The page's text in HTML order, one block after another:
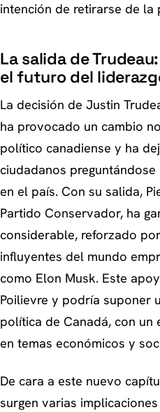
intención de retirarse de la
La salida de
el futuro del
La decisión de Justin
ha provocado un cambio
político canadiense y ha
ciudadanos
en el país. Con su salida,
Partido Conservador, ha
considerable, reforzado
influyentes del mundo
como Elon Musk. Este
Poilievre y podría suponer
política de Canadá, con
en temas económicos y
De cara a este nuevo
surgen varias